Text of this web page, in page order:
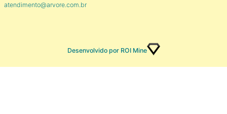
atendimento@arvore.com.br
Desenvolvido por ROI Mine